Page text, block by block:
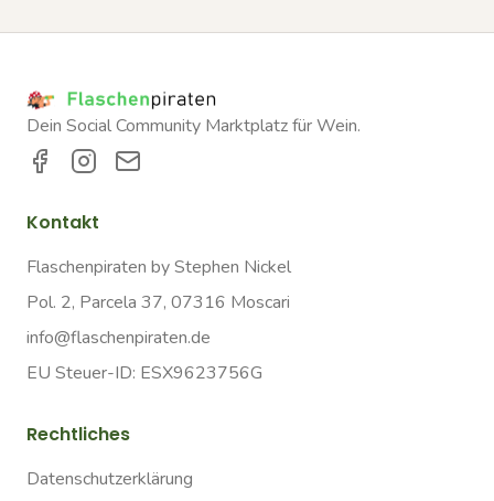
Dein Social Community Marktplatz für Wein.
Kontakt
Flaschenpiraten by Stephen Nickel
Pol. 2, Parcela 37, 07316 Moscari
info@flaschenpiraten.de
EU Steuer-ID: ESX9623756G
Rechtliches
Datenschutzerklärung